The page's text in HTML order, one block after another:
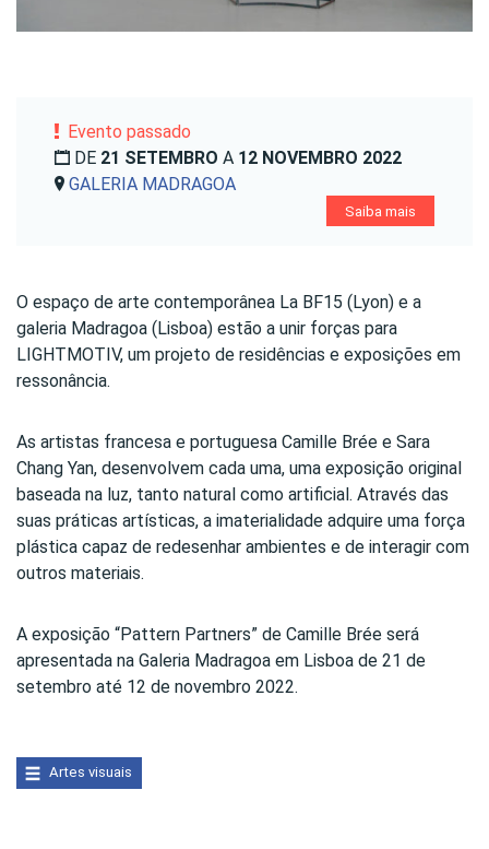
Evento passado
DE 21 SETEMBRO A 12 NOVEMBRO 2022
GALERIA MADRAGOA
Saiba mais
O espaço de arte contemporânea La BF15 (Lyon) e a
galeria Madragoa (Lisboa) estão a unir forças para
LIGHTMOTIV, um projeto de residências e exposições em
ressonância.
As artistas francesa e portuguesa Camille Brée e Sara
Chang Yan, desenvolvem cada uma, uma exposição original
baseada na luz, tanto natural como artificial. Através das
suas práticas artísticas, a imaterialidade adquire uma força
plástica capaz de redesenhar ambientes e de interagir com
outros materiais.
A exposição “Pattern Partners” de Camille Brée será
apresentada na Galeria Madragoa em Lisboa de 21 de
setembro até 12 de novembro 2022.
Artes visuais